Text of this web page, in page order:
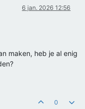
6 jan. 2026 12:56
maken, heb je al enig
0